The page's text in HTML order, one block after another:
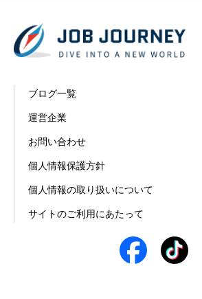
ブログ一覧
運営企業
お問い合わせ
個人情報保護方針
個人情報の取り扱いについて
サイトのご利用にあたって